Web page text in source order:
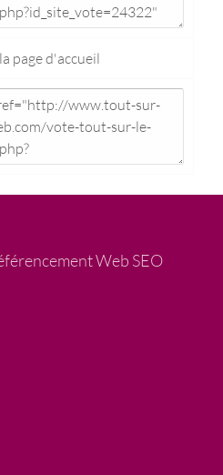
page d'accueil
Web SEO